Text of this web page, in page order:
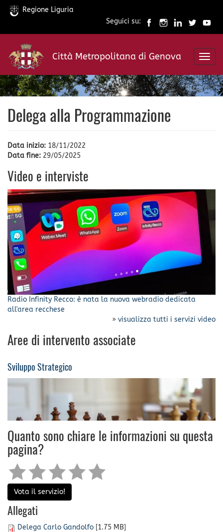
Salta
contenuto
principale
Regione Liguria
Seguici su:
Città Metropolitana di Genova
Delega alla Programmazione
Data inizio: 18/11/2022
Data fine: 29/05/2025
Video e interviste
Radio Infinity Recco: è nata la nuova webradio dedicata
all'area recchese
» visualizza tutti i servizi video
Aree di intervento associate
Sviluppo Strategico
Quanto sono chiare le informazioni su questa
pagina?
Vota il servizio!
Allegati
Delega Carlo Gandolfo [1.75 MB]